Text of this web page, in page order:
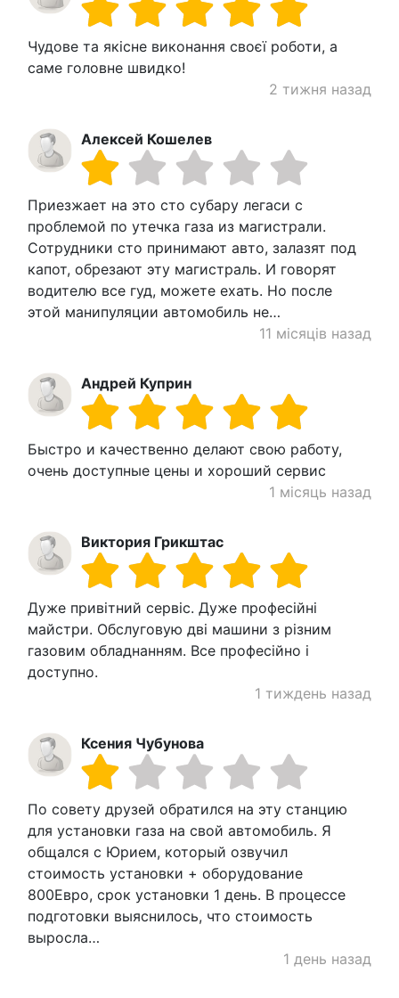
Чудове та якісне виконання своєї роботи, а
саме головне швидко!
2 тижня назад
Алексей Кошелев
Приезжает на это сто субару легаси с
проблемой по утечка газа из магистрали.
Сотрудники сто принимают авто, залазят под
капот, обрезают эту магистраль. И говорят
водителю все гуд, можете ехать. Но после
этой манипуляции автомобиль не…
11 місяців назад
Андрей Куприн
Быстро и качественно делают свою работу,
очень доступные цены и хороший сервис
1 місяць назад
Виктория Грикштас
Дуже привітний сервіс. Дуже професійні
майстри. Обслуговую дві машини з різним
газовим обладнанням. Все професійно і
доступно.
1 тиждень назад
Ксения Чубунова
По совету друзей обратился на эту станцию
для установки газа на свой автомобиль. Я
общался с Юрием, который озвучил
стоимость установки + оборудование
800Евро, срок установки 1 день. В процессе
подготовки выяснилось, что стоимость
выросла…
1 день назад